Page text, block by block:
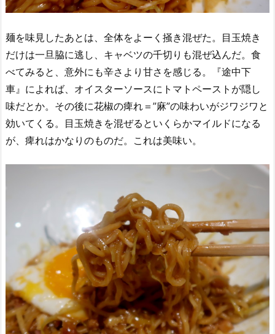
麺を味見したあとは、全体をよーく掻き混ぜた。目玉焼き
だけは一旦脇に逃し、キャベツの千切りも混ぜ込んだ。食
べてみると、意外にも辛さより甘さを感じる。『途中下
車』によれば、オイスターソースにトマトペーストが隠し
味だとか。その後に花椒の痺れ＝”麻”の味わいがジワジワと
効いてくる。目玉焼きを混ぜるといくらかマイルドになる
が、痺れはかなりのものだ。これは美味い。